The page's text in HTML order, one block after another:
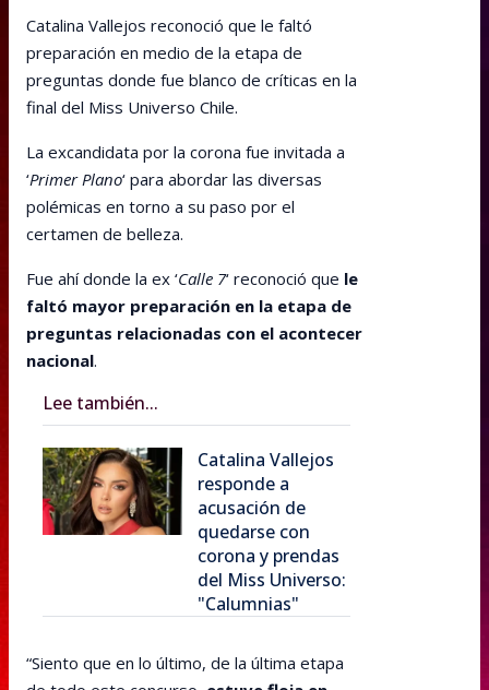
Catalina Vallejos reconoció que le faltó
preparación en medio de la etapa de
preguntas donde fue blanco de críticas en la
final del Miss Universo Chile.
La excandidata por la corona fue invitada a
‘Primer Plano‘ para abordar las diversas
polémicas en torno a su paso por el
certamen de belleza.
Fue ahí donde la ex ‘Calle 7‘ reconoció que le
faltó mayor preparación en la etapa de
preguntas relacionadas con el acontecer
nacional.
Lee también...
Catalina Vallejos
responde a
acusación de
quedarse con
corona y prendas
del Miss Universo:
"Calumnias"
“Siento que en lo último, de la última etapa